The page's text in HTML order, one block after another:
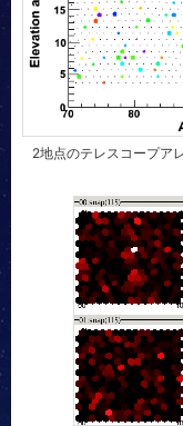
2地点のテレスコープ